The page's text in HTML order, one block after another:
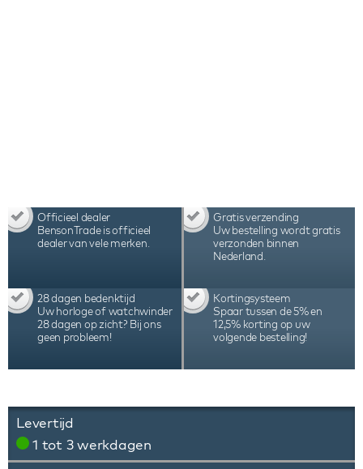
Officieel dealer
BensonTrade is officieel
dealer van vele merken.
Gratis verzending
Uw bestelling wordt gratis
verzonden binnen
Nederland.
28 dagen bedenktijd
Uw horloge of watchwinder
28 dagen op zicht? Bij ons
geen probleem!
Kortingsysteem
Spaar tussen de 5% en
12,5% korting op uw
volgende bestelling!
Levertijd
1 tot 3 werkdagen